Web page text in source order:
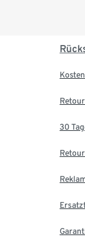
30